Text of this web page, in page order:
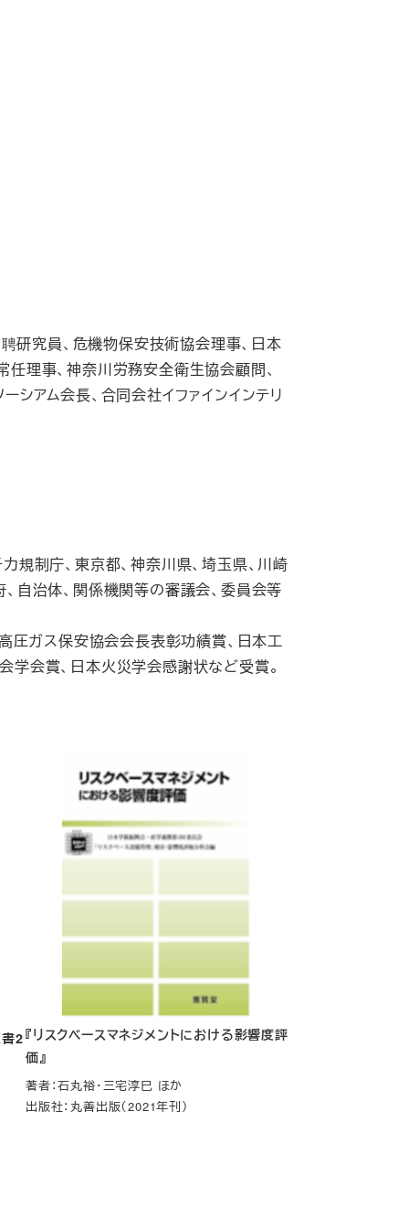
研究員、危機物保安技術協会理事、日本
理事、神奈川労務安全衛生協会顧問、
シアム会長、合同会社イファインインテリ
規制庁、東京都、神奈川県、埼玉県、川崎
自治体、関係機関等の審議会、委員会等
圧ガス保安協会会長表彰功績賞、日本工
学会賞、日本火災学会感謝状など受賞。
2『リスクベースマネジメントにおける影響度評
価』
著者：石丸裕・三宅淳巳 ほか
出版社：丸善出版（2021年刊）